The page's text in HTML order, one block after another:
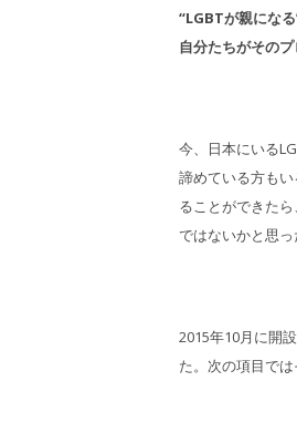
“LGBTが親にな
自分たちがその
今、日本にいる
諦めている方も
ることができた
ではないかと思
2015年10月に開
た。次の項目では